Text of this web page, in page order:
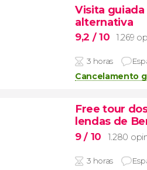
Visita
alternativa
9,2 / 10 1.269
3 horas
Cancelamento
Free tour
lendas de
9/ 10 1.280
3 horas